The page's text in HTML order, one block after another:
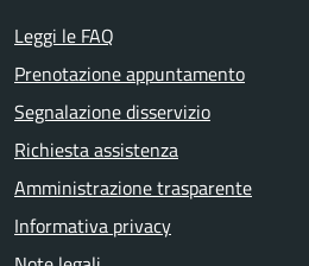
Leggi le FAQ
Prenotazione appuntamento
Segnalazione disservizio
Richiesta assistenza
Amministrazione trasparente
Informativa privacy